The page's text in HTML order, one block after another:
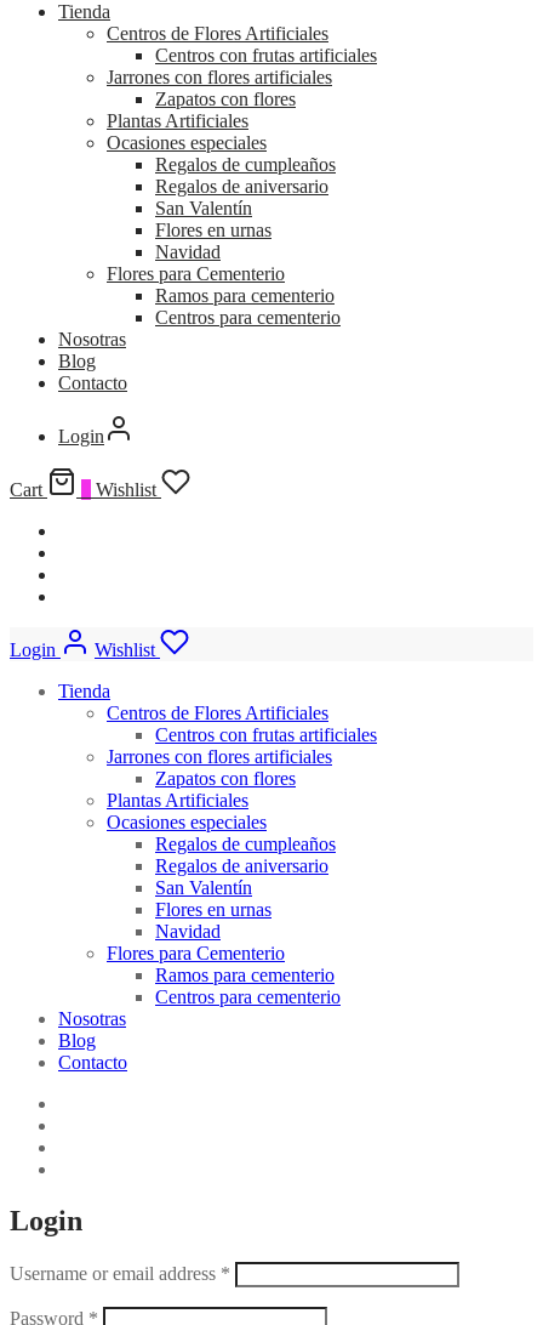
Tienda
Centros de Flores Artificiales
Centros con frutas artificiales
Jarrones con flores artificiales
Zapatos con flores
Plantas Artificiales
Ocasiones especiales
Regalos de cumpleaños
Regalos de aniversario
San Valentín
Flores en urnas
Navidad
Flores para Cementerio
Ramos para cementerio
Centros para cementerio
Nosotras
Blog
Contacto
Login
Cart Wishlist
Login
Wishlist
Tienda
Centros de Flores Artificiales
Centros con frutas artificiales
Jarrones con flores artificiales
Zapatos con flores
Plantas Artificiales
Ocasiones especiales
Regalos de cumpleaños
Regalos de aniversario
San Valentín
Flores en urnas
Navidad
Flores para Cementerio
Ramos para cementerio
Centros para cementerio
Nosotras
Blog
Contacto
Login
Username or email address *
Password *